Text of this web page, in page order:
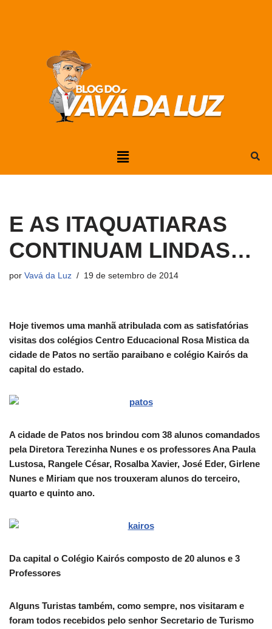
E AS ITAQUATIARAS
CONTINUAM LINDAS…
por Vavá da Luz 19 de setembro de 2014
Hoje tivemos uma manhã atribulada com as satisfatórias
visitas dos colégios Centro Educacional Rosa Mistica da
cidade de Patos no sertão paraibano e colégio Kairós da
capital do estado.
A cidade de Patos nos brindou com 38 alunos comandados
pela Diretora Terezinha Nunes e os professores Ana Paula
Lustosa, Rangele César, Rosalba Xavier, José Eder, Girlene
Nunes e Miriam que nos trouxeram alunos do terceiro,
quarto e quinto ano.
Da capital o Colégio Kairós composto de 20 alunos e 3
Professores
Alguns Turistas também, como sempre, nos visitaram e
foram todos recebidos pelo senhor Secretario de Turismo